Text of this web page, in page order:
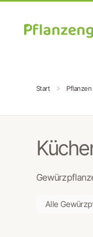
Zum Hauptinhalt
Start Pflanzen
Alle